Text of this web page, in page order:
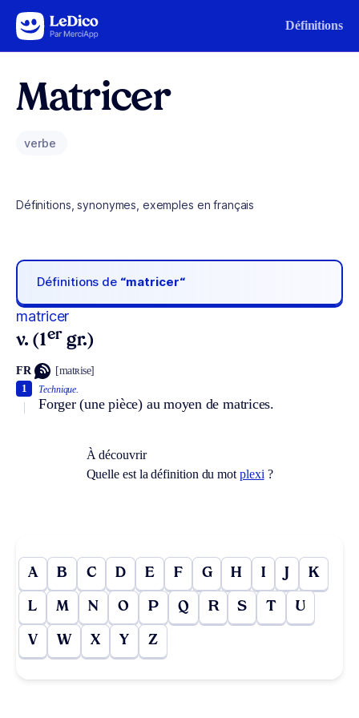
Aller au contenu Définitions
Matricer
verbe
Définitions, synonymes, exemples en français
Définitions de “matricer“
matricer
v. (1er gr.)
FR [matʀise]
Technique.
Forger (une pièce) au moyen de matrices.
1
À découvrir
Quelle est la définition du mot plexi ?
A B C D E F G H I J K
L M N O P Q R S T U
V W X Y Z